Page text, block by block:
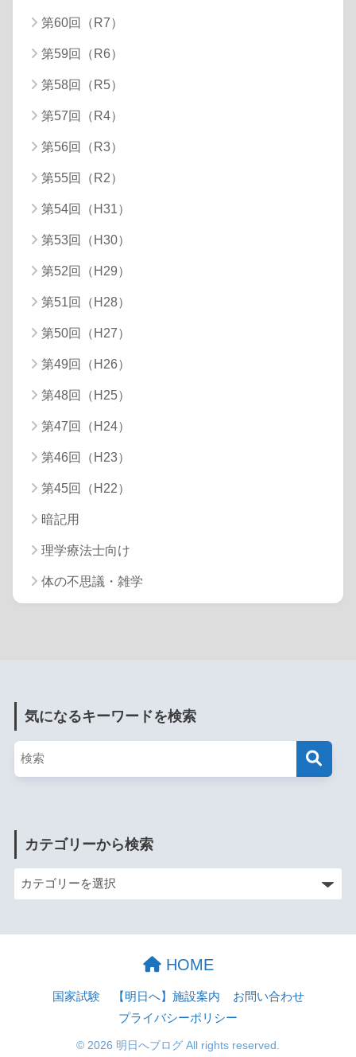
第60回（R7）
第59回（R6）
第58回（R5）
第57回（R4）
第56回（R3）
第55回（R2）
第54回（H31）
第53回（H30）
第52回（H29）
第51回（H28）
第50回（H27）
第49回（H26）
第48回（H25）
第47回（H24）
第46回（H23）
第45回（H22）
暗記用
理学療法士向け
体の不思議・雑学
気になるキーワードを検索
カテゴリーから検索
HOME
国家試験 【明日へ】施設案内
お問い合わせ
プライバシーポリシー
© 2026 明日へブログ All rights reserved.